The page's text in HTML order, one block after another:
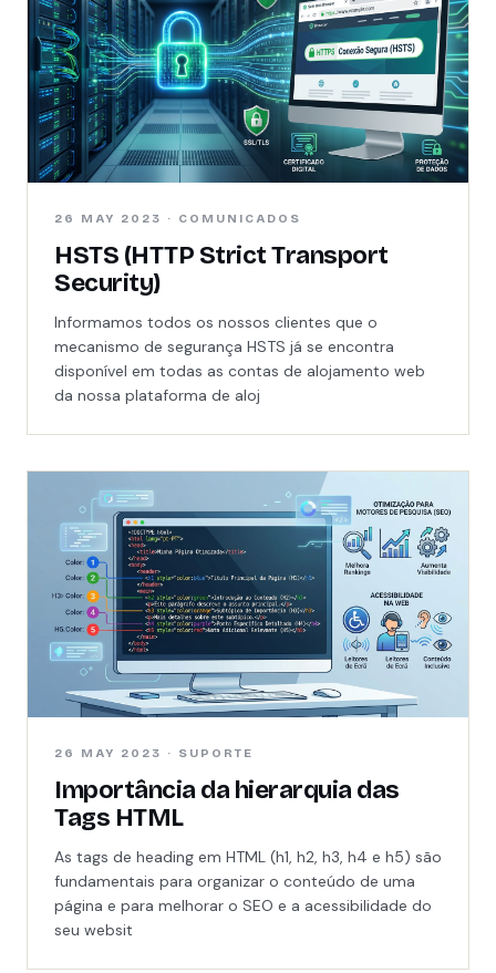
26 MAY 2023 · COMUNICADOS
HSTS (HTTP Strict Transport
Security)
Informamos todos os nossos clientes que o
mecanismo de segurança HSTS já se encontra
disponível em todas as contas de alojamento web
da nossa plataforma de aloj
26 MAY 2023 · SUPORTE
Importância da hierarquia das
Tags HTML
As tags de heading em HTML (h1, h2, h3, h4 e h5) são
fundamentais para organizar o conteúdo de uma
página e para melhorar o SEO e a acessibilidade do
seu websit